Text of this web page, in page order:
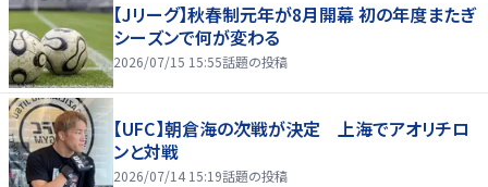
【Jリーグ】秋春制元年が8月開幕 初の年度またぎ
シーズンで何が変わる
2026/07/15 15:55話題の投稿
【UFC】朝倉海の次戦が決定 上海でアオリチロ
ンと対戦
2026/07/14 15:19話題の投稿